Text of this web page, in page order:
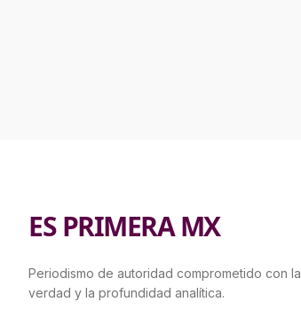
ES PRIMERA MX
Periodismo de autoridad comprometido con la
verdad y la profundidad analítica.